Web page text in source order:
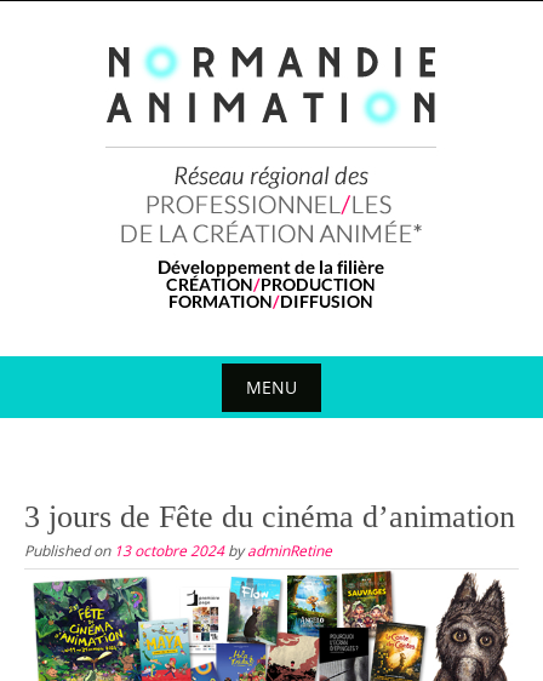
MENU
content
3 jours de Fête du cinéma d’animation
Published on 13 octobre 2024byadminRetine